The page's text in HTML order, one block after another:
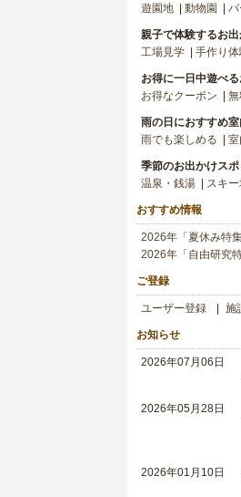
遊園地
動物園 バ
親子で体験するお
工場見学
手作り体
お得に一日中遊べ
お得なクーポン
無
雨の日におすすめ
雨でも楽しめる
室
季節のお出かけスポ
温泉・銭湯
スキー
おすすめ情報
2026年「夏休み特
2026年「自由研究
ご登録
ユーザー登録 施
お知らせ
2026年07月06日
2026年05月28日
2026年01月10日